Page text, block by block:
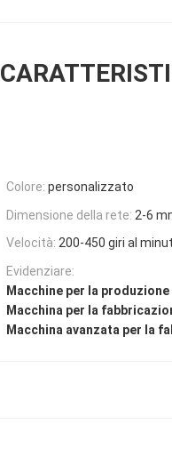
Colore: personalizzato
Dimensione della rete: 2-6
Velocità: 200-450 giri al
Evidenziare:
Macchine per la
Macchina per la
Macchina avanzata per la